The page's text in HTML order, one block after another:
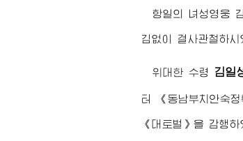
항일의 녀성영웅
김없이 결사관철하시
위대한 수령 김일
터 《동남부치안숙
《대토벌》을 감행하